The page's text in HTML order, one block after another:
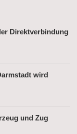
Direktverbindung
wird
und Zug